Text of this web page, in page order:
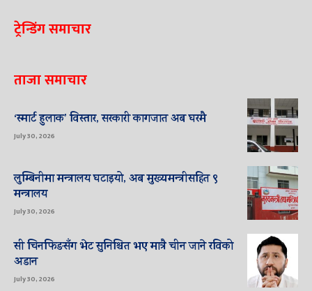
ट्रेन्डिंग समाचार
ताजा समाचार
‘स्मार्ट हुलाक’ विस्तार, सरकारी कागजात अब घरमै
July 30, 2026
लुम्बिनीमा मन्त्रालय घटाइयो, अब मुख्यमन्त्रीसहित ९
मन्त्रालय
July 30, 2026
सी चिनफिङसँग भेट सुनिश्चित भए मात्रै चीन जाने रविको
अडान
July 30, 2026